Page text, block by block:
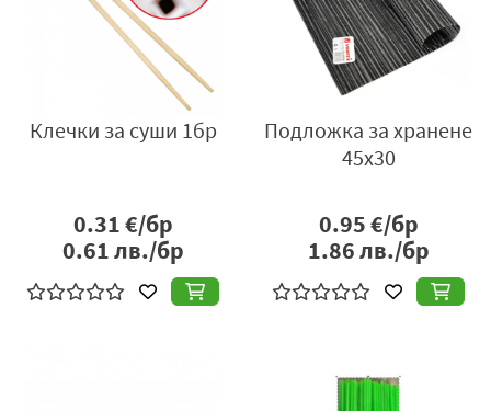
Клечки за суши 1бр
0.31€/бр
0.61лв./бр
Подложка за хранене
45x30
0.95€/бр
1.86лв./бр